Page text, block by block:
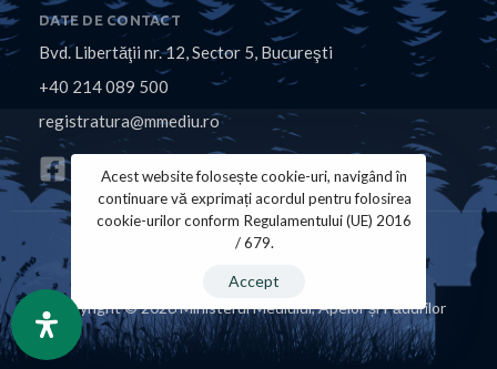
DATE DE CONTACT
Bvd. Libertăţii nr. 12, Sector 5, Bucureşti
+40 214 089 500
registratura@mmediu.ro
Copyright © 2026 Ministerul Mediului, Apelor și Pădurilor
Acest website folosește cookie-uri, navigând în
continuare vă exprimați acordul pentru folosirea
cookie-urilor conform Regulamentului (UE) 2016
/ 679.
Accept